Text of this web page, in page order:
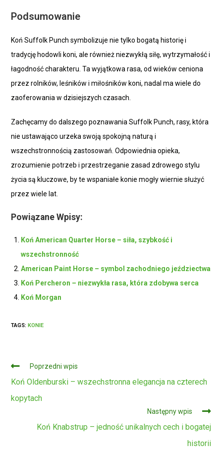
Podsumowanie
Koń Suffolk Punch symbolizuje nie tylko bogatą historię i
tradycję hodowli koni, ale również niezwykłą siłę, wytrzymałość i
łagodność charakteru. Ta wyjątkowa rasa, od wieków ceniona
przez rolników, leśników i miłośników koni, nadal ma wiele do
zaoferowania w dzisiejszych czasach.
Zachęcamy do dalszego poznawania Suffolk Punch, rasy, która
nie ustawająco urzeka swoją spokojną naturą i
wszechstronnością zastosowań. Odpowiednia opieka,
zrozumienie potrzeb i przestrzeganie zasad zdrowego stylu
życia są kluczowe, by te wspaniałe konie mogły wiernie służyć
przez wiele lat.
Powiązane Wpisy:
Koń American Quarter Horse – siła, szybkość i
wszechstronność
American Paint Horse – symbol zachodniego jeździectwa
Koń Percheron – niezwykła rasa, która zdobywa serca
Koń Morgan
TAGS: KONIE
Czytaj
dalej
Poprzedni wpis
Koń Oldenburski – wszechstronna elegancja na czterech
kopytach
Następny wpis
Koń Knabstrup – jedność unikalnych cech i bogatej
historii